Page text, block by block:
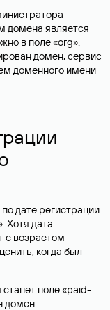
домена является
в поле «org».
домен, сервис
доменного имени
дате регистрации
Хотя дата
с возрастом
когда был
поле «paid-
домен.